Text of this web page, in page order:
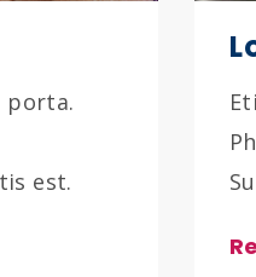
porta.
est.